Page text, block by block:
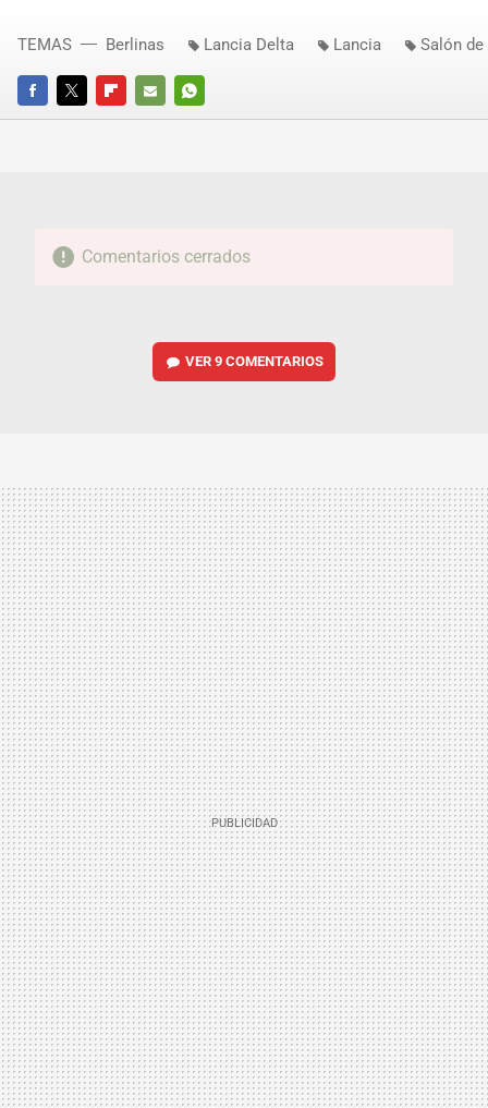
FACEBOOKTWITTERFLIPBOARD
E-
WHATSAPP
TEMAS Berlinas Lancia Delta Lancia Salón de
Comentarios cerrados
VER9 COMENTARIOS